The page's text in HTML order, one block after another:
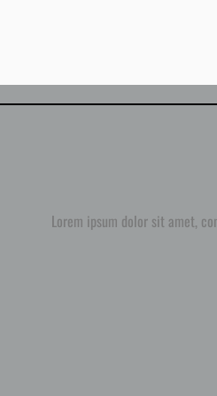
Lorem ipsum dolor sit amet,